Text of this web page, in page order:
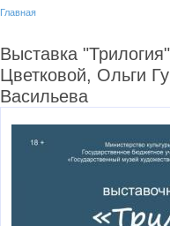
Главная
Выставка
Цветковой, Ольги
Васильева